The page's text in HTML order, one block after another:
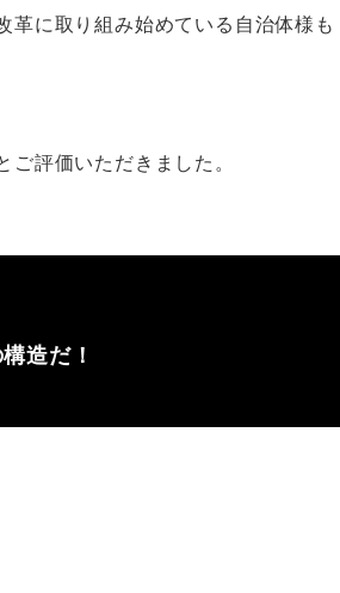
革に取り組み始めている自治体様も
評価いただきました。
造だ！